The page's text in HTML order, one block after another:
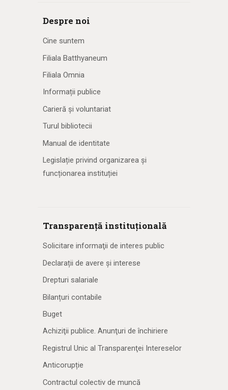
Despre noi
Cine suntem
Filiala Batthyaneum
Filiala Omnia
Informații publice
Carieră și voluntariat
Turul bibliotecii
Manual de identitate
Legislație privind organizarea și
funcționarea instituției
Transparență instituțională
Solicitare informaţii de interes public
Declarații de avere și interese
Drepturi salariale
Bilanțuri contabile
Buget
Achiziţii publice. Anunţuri de închiriere
Registrul Unic al Transparenţei Intereselor
Anticorupție
Contractul colectiv de muncă